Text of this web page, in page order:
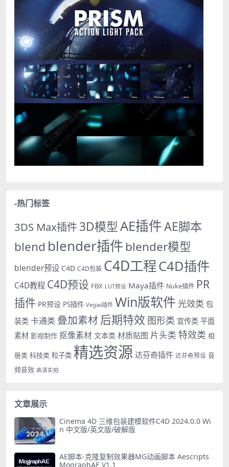
-热门标签
3DS Max插件3D模型AE插件AE脚本
blend blender插件 blender模型
blender预设 C4D C4D包装 C4D工程C4D插件
C4D教程 C4D预设 FBX LUT预设 Maya插件 Nuke插件 PR
插件 PR预设 PS插件 Vegas插件 Win版软件 光效类 包
装类 卡通类 叠加素材 后期特效 图形类 宣传类 平面
素材 影视制作 抠像素材 文本类 材质贴图 片头类 特效类 相
册类 科技类 粒子类 精选资源 达芬奇插件 达芬奇预设 音
频音效 高清实拍
文章展示
Cinema 4D 三维包装建模软件C4D 2024.0.0 Wi
n 中文版/英文版/破解版
AE脚本-克隆复制效果器MG动画脚本 Aescripts
MographAE V1.1